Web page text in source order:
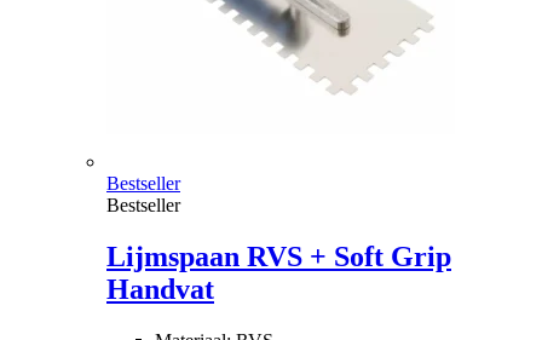
Bestseller
Bestseller
Lijmspaan RVS + Soft Grip
Handvat